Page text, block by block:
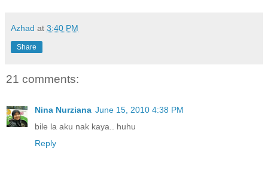
Azhad at 3:40 PM
Share
21 comments:
Nina Nurziana June 15, 2010 4:38 PM
bile la aku nak kaya.. huhu
Reply